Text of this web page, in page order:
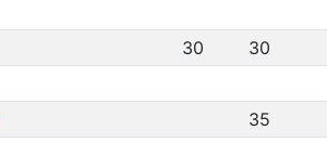
30 30
35